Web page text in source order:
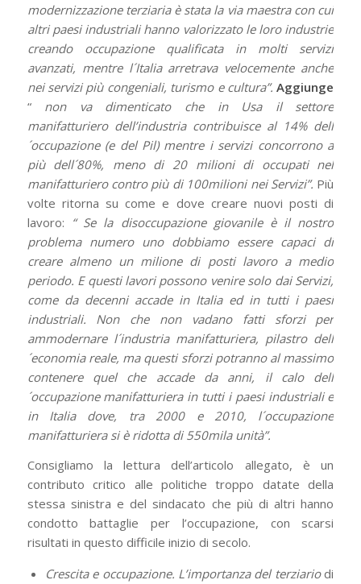
modernizzazione terziaria è stata la via maestra con cui
altri paesi industriali hanno valorizzato le loro industrie
creando occupazione qualificata in molti servizi
avanzati, mentre l´Italia arretrava velocemente anche
nei servizi più congeniali, turismo e cultura”. Aggiunge
“ non va dimenticato che in Usa il settore
manifatturiero dell’industria contribuisce al 14% dell
´occupazione (e del Pil) mentre i servizi concorrono a
più dell´80%, meno di 20 milioni di occupati nel
manifatturiero contro più di 100milioni nei Servizi”. Più
volte ritorna su come e dove creare nuovi posti di
lavoro: “ Se la disoccupazione giovanile è il nostro
problema numero uno dobbiamo essere capaci di
creare almeno un milione di posti lavoro a medio
periodo. E questi lavori possono venire solo dai Servizi,
come da decenni accade in Italia ed in tutti i paesi
industriali. Non che non vadano fatti sforzi per
ammodernare l´industria manifatturiera, pilastro dell
´economia reale, ma questi sforzi potranno al massimo
contenere quel che accade da anni, il calo dell
´occupazione manifatturiera in tutti i paesi industriali e
in Italia dove, tra 2000 e 2010, l´occupazione
manifatturiera si è ridotta di 550mila unità”.
Consigliamo la lettura dell’articolo allegato, è un
contributo critico alle politiche troppo datate della
stessa sinistra e del sindacato che più di altri hanno
condotto battaglie per l’occupazione, con scarsi
risultati in questo difficile inizio di secolo.
Crescita e occupazione. L’importanza del terziariodi